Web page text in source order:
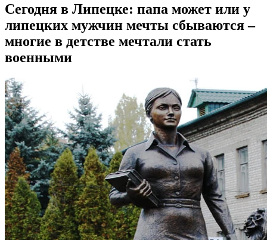
Сегодня в Липецке: папа может или у
липецких мужчин мечты сбываются –
многие в детстве мечтали стать
военными